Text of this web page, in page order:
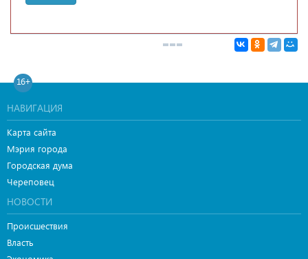
16+
НАВИГАЦИЯ
Карта сайта
Мэрия города
Городская дума
Череповец
НОВОСТИ
Происшествия
Власть